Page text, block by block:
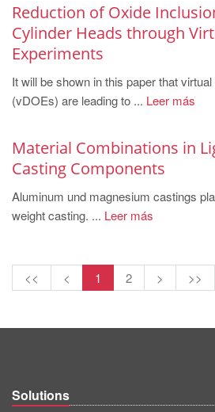
MAGMA India
EN
MAGMA Korea
EN
Reduction of Oxide
Cylinder Heads through
Experiments
It will be shown in this paper that
(vDOEs) are leading to ... Leer más
Material Combinations in
Casting Components
Aluminum und magnesium castings
weight casting. ... Leer más
<< < 1 2 > >>
Solutions